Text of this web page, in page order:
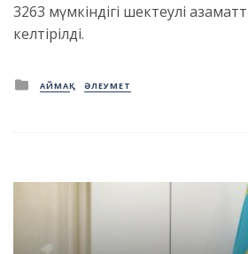
3263 мүмкіндігі шектеулі
келтірілді.
Posted
in
АЙМАҚ ӘЛЕУМЕТ